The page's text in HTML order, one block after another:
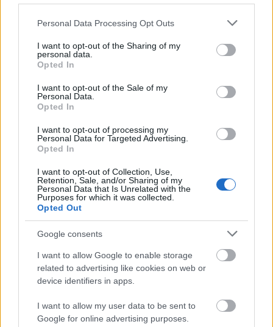
Please note that this website/app uses one or more Google
not limited to your visit or usage behaviour. You may click to
grant or deny consent to Google and its third-party tags to
use your data for below specified purposes in below Google
consent section.
Personal Data Processing Opt Outs
I want to opt-out of the Sharing of my
personal data.
Opted In
I want to opt-out of the Sale of my
Personal Data.
Opted In
I want to opt-out of processing my
Personal Data for Targeted Advertising.
Opted In
I want to opt-out of Collection, Use,
Retention, Sale, and/or Sharing of my
Personal Data that Is Unrelated with the
Purposes for which it was collected.
Opted Out
Google consents
I want to allow Google to enable storage
related to advertising like cookies on web or
device identifiers in apps.
I want to allow my user data to be sent to
Google for online advertising purposes.
JJ MEGNYERTE AZ EUROVÍZIÓS DALFESZTIVÁLT,
MELYBEN A BUDAPEST SCORING ORCHESTRA IS
ELSTARTOLT A MŰVÉSZETEK VÖLGYE